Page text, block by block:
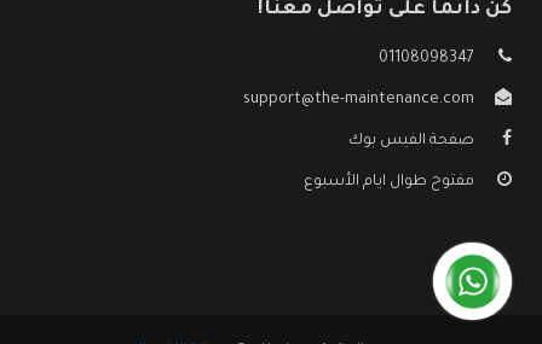
كن دائما على تواصل معنا!
01108098347
support@the-maintenance.com
صفحة الفيس بوك
مفتوح طوال ايام الأسبوع